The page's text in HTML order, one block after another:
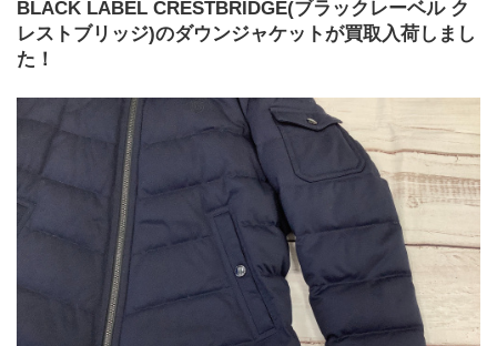
BLACK LABEL CRESTBRIDGE(ブラックレーベル ク
レストブリッジ)のダウンジャケットが買取入荷しまし
た！